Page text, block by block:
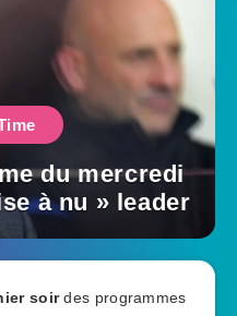
du mercredi
à nu » leader
soirdes programmes